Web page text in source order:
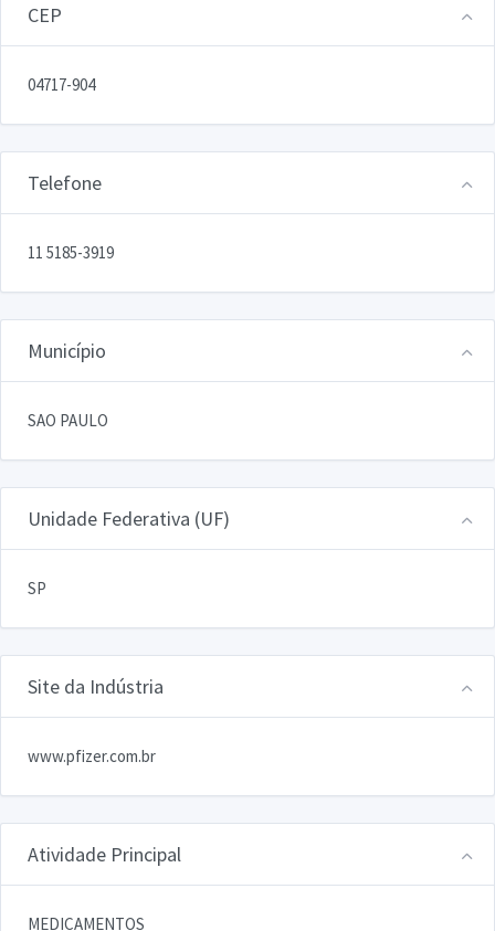
CEP
04717-904
Telefone
11 5185-3919
Município
SAO PAULO
Unidade Federativa (UF)
SP
Site da Indústria
www.pfizer.com.br
Atividade Principal
MEDICAMENTOS